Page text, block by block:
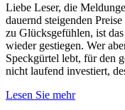
Liebe Leser, die
dauernd steigenden
zu Glücksgefühlen, ist
wieder gestiegen. Wer
Speckgürtel lebt, für den
nicht laufend investiert,
Lesen Sie mehr